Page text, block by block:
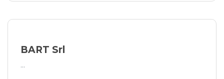
BART Srl
...